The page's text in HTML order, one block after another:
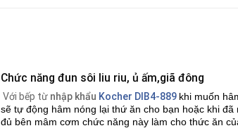
Chức năng đun sôi liu riu, ủ ấm,giã đông
Với bếp từnhập khẩu Kocher DIB4-889 khi muốn
sẽ tự động hâm nóng lại thứ ăn cho bạn hoặc khi
đủ bên mâm cơm chức năng này làm cho thức ăn